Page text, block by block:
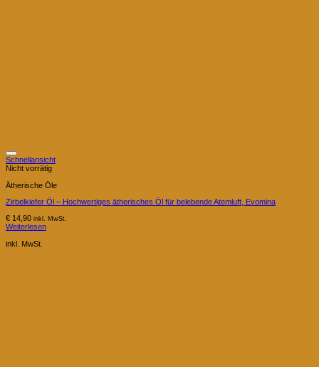
Schnellansicht
Nicht vorrätig
Ätherische Öle
Zirbelkiefer Öl – Hochwertiges ätherisches Öl für belebende Atemluft, Evomina
€ 14,90 inkl. MwSt.
Weiterlesen
inkl. MwSt.